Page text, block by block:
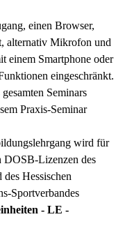
einen Browser,
alternativ Mikrofon und
einem Smartphone oder
eingeschränkt.
Seminars
Praxis-Seminar
wird für
DOSB-Lizenzen des
des Hessischen
Sportverbandes
- LE -